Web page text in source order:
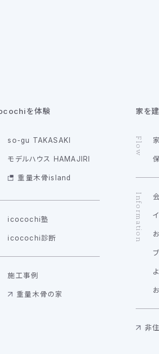
を体験
so-gu TAKASAKI
モデルハウス HAMAJIRI
重量木骨island
icocochi塾
icocochi診断
施工事例
重量木骨の家
家を
Flow
Information
非